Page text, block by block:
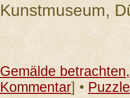
Kunstmuseum,
Gemälde
Kommentar] • Puzzle